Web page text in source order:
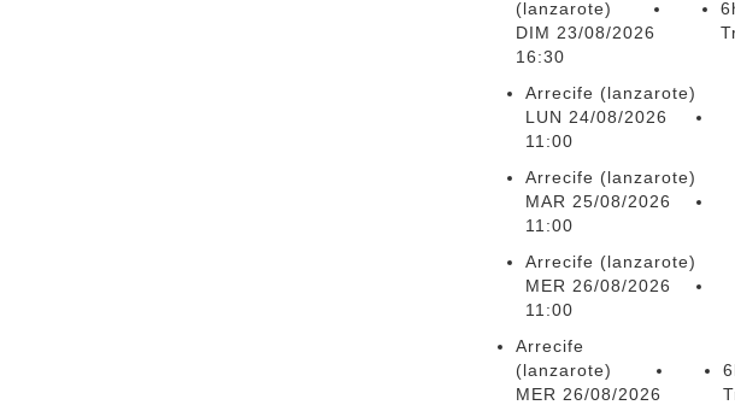
(lanzarote)
DIM 23/08/2026
16:30
Arrecife (lanzarote)
LUN 24/08/2026
11:00
Arrecife (lanzarote)
MAR 25/08/2026
11:00
Arrecife (lanzarote)
MER 26/08/2026
11:00
Arrecife
(lanzarote)
MER 26/08/2026